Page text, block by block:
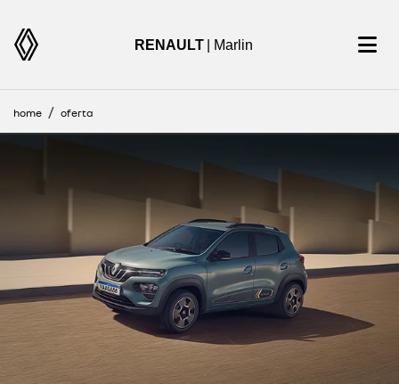
RENAULT | Marlin
home oferta